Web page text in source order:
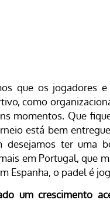
que os jogadores
como
momentos. Que
está bem
ter uma
em Portugal, que
Espanha, o padel é
um crescimento